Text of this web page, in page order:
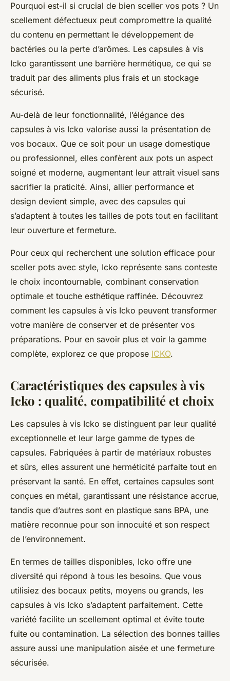
Pourquoi est-il si crucial de bien sceller vos pots ? Un
scellement défectueux peut compromettre la qualité
du contenu en permettant le développement de
bactéries ou la perte d’arômes. Les capsules à vis
Icko garantissent une barrière hermétique, ce qui se
traduit par des aliments plus frais et un stockage
sécurisé.
Au-delà de leur fonctionnalité, l’élégance des
capsules à vis Icko valorise aussi la présentation de
vos bocaux. Que ce soit pour un usage domestique
ou professionnel, elles confèrent aux pots un aspect
soigné et moderne, augmentant leur attrait visuel sans
sacrifier la praticité. Ainsi, allier performance et
design devient simple, avec des capsules qui
s’adaptent à toutes les tailles de pots tout en facilitant
leur ouverture et fermeture.
Pour ceux qui recherchent une solution efficace pour
sceller pots avec style, Icko représente sans conteste
le choix incontournable, combinant conservation
optimale et touche esthétique raffinée. Découvrez
comment les capsules à vis Icko peuvent transformer
votre manière de conserver et de présenter vos
préparations. Pour en savoir plus et voir la gamme
complète, explorez ce que propose ICKO.
Caractéristiques des capsules à vis
Icko : qualité, compatibilité et choix
Les capsules à vis Icko se distinguent par leur qualité
exceptionnelle et leur large gamme de types de
capsules. Fabriquées à partir de matériaux robustes
et sûrs, elles assurent une herméticité parfaite tout en
préservant la santé. En effet, certaines capsules sont
conçues en métal, garantissant une résistance accrue,
tandis que d’autres sont en plastique sans BPA, une
matière reconnue pour son innocuité et son respect
de l’environnement.
En termes de tailles disponibles, Icko offre une
diversité qui répond à tous les besoins. Que vous
utilisiez des bocaux petits, moyens ou grands, les
capsules à vis Icko s’adaptent parfaitement. Cette
variété facilite un scellement optimal et évite toute
fuite ou contamination. La sélection des bonnes tailles
assure aussi une manipulation aisée et une fermeture
sécurisée.